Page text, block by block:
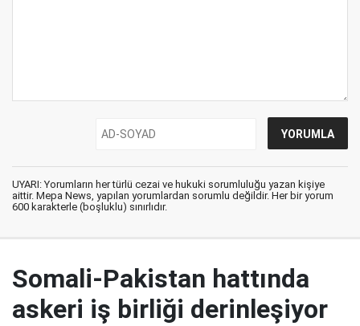
UYARI: Yorumların her türlü cezai ve hukuki sorumluluğu yazan kişiye
aittir. Mepa News, yapılan yorumlardan sorumlu değildir. Her bir yorum
600 karakterle (boşluklu) sınırlıdır.
Somali-Pakistan hattında
askeri iş birliği derinleşiyor